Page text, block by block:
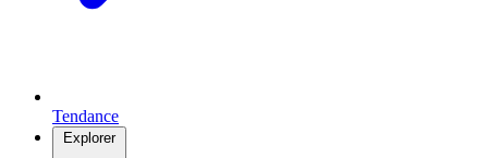
Tendance
Explorer